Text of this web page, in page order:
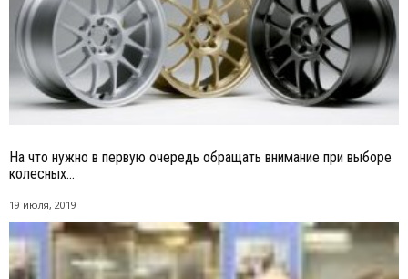
На что нужно в первую очередь обращать внимание при выборе
колесных...
19 июля, 2019